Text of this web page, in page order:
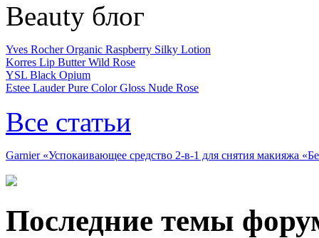
Beauty блог
Yves Rocher Organic Raspberry Silky Lotion
Korres Lip Butter Wild Rose
YSL Black Opium
Estee Lauder Pure Color Gloss Nude Rose
Все статьи
Garnier «Успокаивающее средство 2-в-1 для снятия макияжа
Последние темы